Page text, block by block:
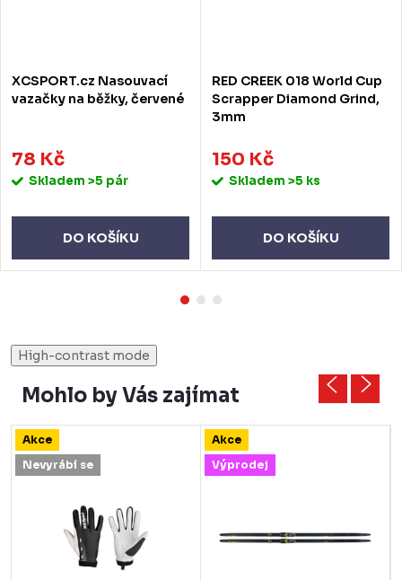
XCSPORT.cz Nasouvací
vazačky na běžky, červené
78 Kč
Skladem >5 pár
DO KOŠÍKU
RED CREEK 018 World Cup
Scrapper Diamond Grind,
3mm
150 Kč
Skladem >5 ks
DO KOŠÍKU
High-contrast mode
Mohlo by Vás zajímat
Akce
Nevyrábí se
Akce
Výprodej